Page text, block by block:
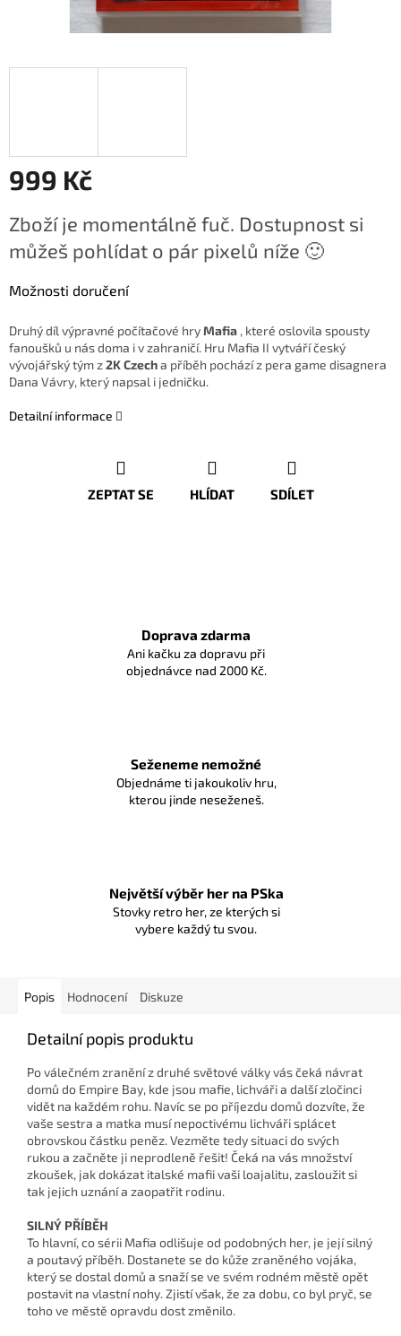
999 Kč
cena:
Zboží je momentálně fuč. Dostupnost si
můžeš pohlídat o pár pixelů níže 🙂
Možnosti doručení
Druhý díl výpravné počítačové hryMafia , které oslovila spousty
fanoušků u nás doma i v zahraničí. Hru Mafia II vytváří český
vývojářský tým z2K Czecha příběh pochází z pera game disagnera
Dana Vávry, který napsal i jedničku.
Detailní informace
ZEPTAT SE HLÍDAT SDÍLET
Doprava zdarma
Ani kačku za dopravu při
objednávce nad 2000 Kč.
Seženeme nemožné
Objednáme ti jakoukoliv hru,
kterou jinde neseženeš.
Největší výběr her na PSka
Stovky retro her, ze kterých si
vybere každý tu svou.
Popis Hodnocení Diskuze
Detailní popis produktu
Po válečném zranění z druhé světové války vás čeká návrat
domů do Empire Bay, kde jsou mafie, lichváři a další zločinci
vidět na každém rohu. Navíc se po příjezdu domů dozvíte, že
vaše sestra a matka musí nepoctivému lichváři splácet
obrovskou částku peněz. Vezměte tedy situaci do svých
rukou a začněte ji neprodleně řešit! Čeká na vás množství
zkoušek, jak dokázat italské mafii vaši loajalitu, zasloužit si
tak jejich uznání a zaopatřit rodinu.
SILNÝ PŘÍBĚH
To hlavní, co sérii Mafia odlišuje od podobných her, je její silný
a poutavý příběh. Dostanete se do kůže zraněného vojáka,
který se dostal domů a snaží se ve svém rodném městě opět
postavit na vlastní nohy. Zjistí však, že za dobu, co byl pryč, se
toho ve městě opravdu dost změnilo.